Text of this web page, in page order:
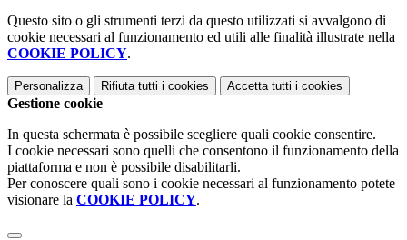
Questo sito o gli strumenti terzi da questo utilizzati si avvalgono di
cookie necessari al funzionamento ed utili alle finalità illustrate nella
COOKIE POLICY.
Personalizza Rifiuta tutti i cookies Accetta tutti i cookies
Gestione cookie
In questa schermata è possibile scegliere quali cookie consentire.
I cookie necessari sono quelli che consentono il funzionamento della
piattaforma e non è possibile disabilitarli.
Per conoscere quali sono i cookie necessari al funzionamento potete
visionare la COOKIE POLICY.